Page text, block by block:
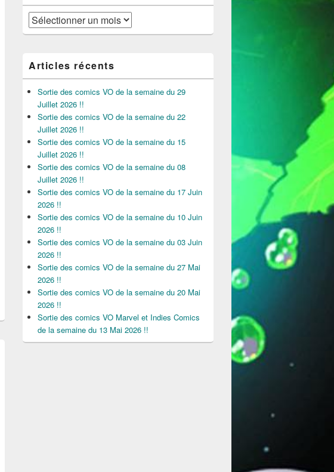
Archives
Articles récents
Sortie des comics VO de la semaine du 29
Juillet 2026 !!
Sortie des comics VO de la semaine du 22
Juillet 2026 !!
Sortie des comics VO de la semaine du 15
Juillet 2026 !!
Sortie des comics VO de la semaine du 08
Juillet 2026 !!
Sortie des comics VO de la semaine du 17 Juin
2026 !!
Sortie des comics VO de la semaine du 10 Juin
2026 !!
Sortie des comics VO de la semaine du 03 Juin
2026 !!
Sortie des comics VO de la semaine du 27 Mai
2026 !!
Sortie des comics VO de la semaine du 20 Mai
2026 !!
Sortie des comics VO Marvel et Indies Comics
de la semaine du 13 Mai 2026 !!